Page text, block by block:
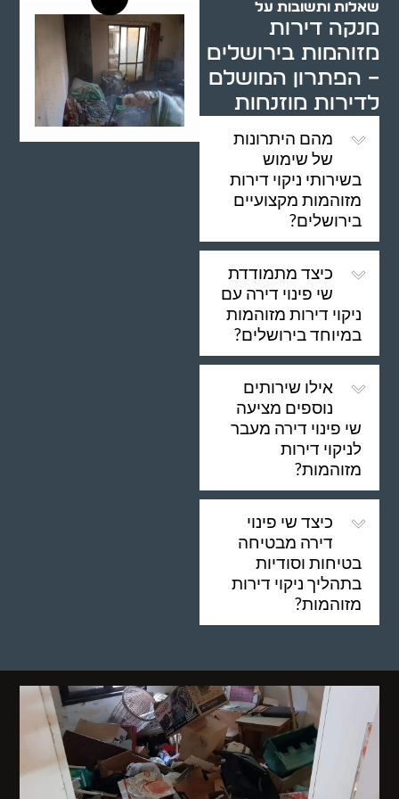
שאלות ותשובות על
מנקה דירות
מזוהמות בירושלים
– הפתרון המושלם
לדירות מוזנחות
מהם היתרונות
של שימוש
בשירותי ניקוי דירות
מזוהמות מקצועיים
בירושלים?
כיצד מתמודדת
שי פינוי דירה עם
ניקוי דירות מזוהמות
במיוחד בירושלים?
אילו שירותים
נוספים מציעה
שי פינוי דירה מעבר
לניקוי דירות
מזוהמות?
כיצד שי פינוי
דירה מבטיחה
בטיחות וסודיות
בתהליך ניקוי דירות
מזוהמות?